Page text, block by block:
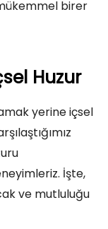
Huzur
yerine içsel
İşte,
ve mutluluğu